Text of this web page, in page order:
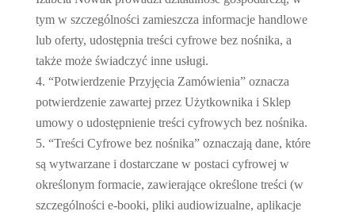
tym w szczególności zamieszcza informacje handlowe
lub oferty, udostępnia treści cyfrowe bez nośnika, a
także może świadczyć inne usługi.
“Potwierdzenie Przyjęcia Zamówienia” oznacza
potwierdzenie zawartej przez Użytkownika i Sklep
umowy o udostępnienie treści cyfrowych bez nośnika.
“Treści Cyfrowe bez nośnika” oznaczają dane, które
są wytwarzane i dostarczane w postaci cyfrowej w
określonym formacie, zawierające określone treści (w
szczególności e-booki, pliki audiowizualne, aplikacje